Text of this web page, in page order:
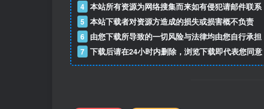
4 本站所有资源为网络搜集而来如有侵犯请邮件联系
5 本站下载者对资源方造成的损失或损害概不负责
6 由您下载所导致的一切风险与法律均由您自行承担
7 下载后请在24小时内删除，浏览下载即代表您同意